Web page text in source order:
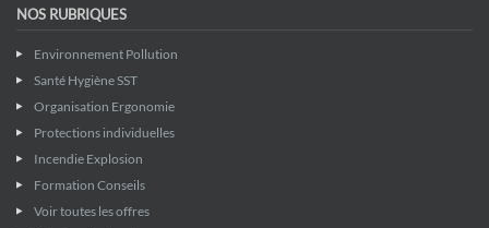
NOS RUBRIQUES
Environnement Pollution
Santé Hygiène SST
Organisation Ergonomie
Protections individuelles
Incendie Explosion
Formation Conseils
Voir toutes les offres